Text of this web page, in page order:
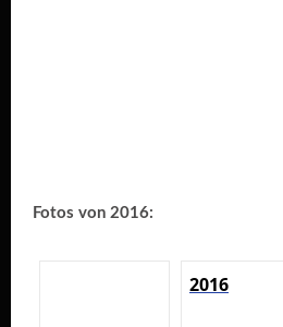
Fotos von 2016:
2016